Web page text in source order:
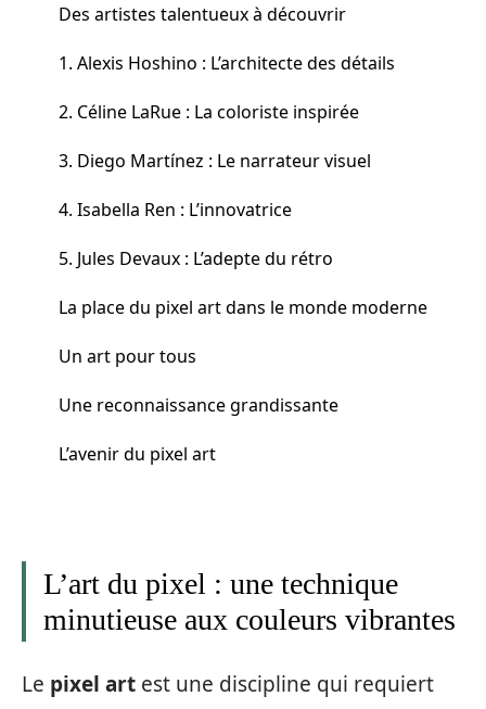
Des artistes talentueux à découvrir
1. Alexis Hoshino : L’architecte des détails
2. Céline LaRue : La coloriste inspirée
3. Diego Martínez : Le narrateur visuel
4. Isabella Ren : L’innovatrice
5. Jules Devaux : L’adepte du rétro
La place du pixel art dans le monde moderne
Un art pour tous
Une reconnaissance grandissante
L’avenir du pixel art
L’art du pixel : une technique
minutieuse aux couleurs vibrantes
Le pixel art est une discipline qui requiert